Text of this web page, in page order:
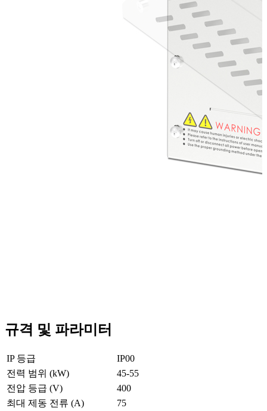
규격 및 파라미터
IP 등급
IP00
전력 범위 (kW)
45-55
전압 등급 (V)
400
최대 제동 전류 (A)
75